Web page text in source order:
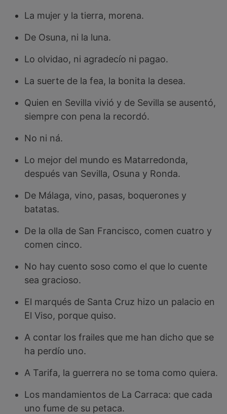
La mujer y la tierra, morena.
De Osuna, ni la luna.
Lo olvidao, ni agradecío ni pagao.
La suerte de la fea, la bonita la desea.
Quien en Sevilla vivió y de Sevilla se ausentó,
siempre con pena la recordó.
No ni ná.
Lo mejor del mundo es Matarredonda,
después van Sevilla, Osuna y Ronda.
De Málaga, vino, pasas, boquerones y
batatas.
De la olla de San Francisco, comen cuatro y
comen cinco.
No hay cuento soso como el que lo cuente
sea gracioso.
El marqués de Santa Cruz hizo un palacio en
El Viso, porque quiso.
A contar los frailes que me han dicho que se
ha perdío uno.
A Tarifa, la guerrera no se toma como quiera.
Los mandamientos de La Carraca: que cada
uno fume de su petaca.